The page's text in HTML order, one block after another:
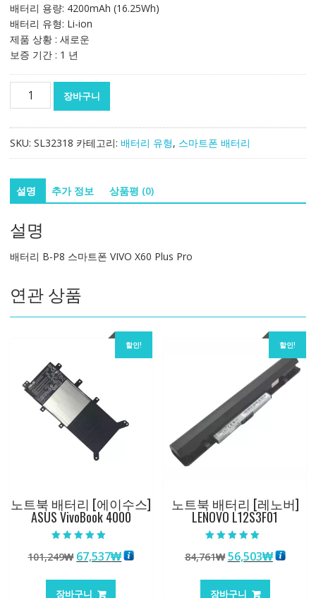
배터리 용량: 4200mAh (16.25Wh)
배터리 유형: Li-ion
제품 상황 : 새로운
보증 기간 : 1 년
리
P8
스
트
VIVO
Plus
Pro
수
장바구니
SKU: SL32318 카테고리: 배터리 유형, 스마트폰 배터리
설명 추가 정보 상품평 (0)
설명
배터리 B-P8 스마트폰 VIVO X60 Plus Pro
연관 상품
할인!
노트북 배터리 [에이수스]
ASUS VivoBook 4000
5.00
로 평가됨
101,249₩ 원
가
67,537₩현
장바구니
할인!
노트북 배터리 [레노버]
LENOVO L12S3F01
5.00
로 평가됨
84,761₩ 원
가
56,503₩현
장바구니